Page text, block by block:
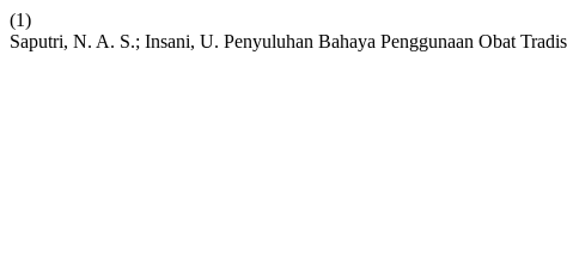
(1)
Saputri, N. A. S.; Insani, U. Penyuluhan Bahaya Penggunaan Obat